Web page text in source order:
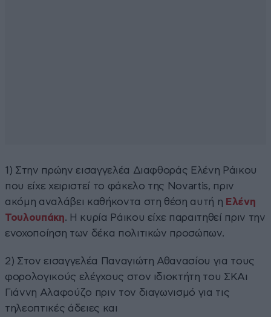
1) Στην πρώην εισαγγελέα Διαφθοράς Ελένη Ράικου
που είχε χειριστεί το φάκελο της Novartis, πριν
ακόμη αναλάβει καθήκοντα στη θέση αυτή η Ελένη
Τουλουπάκη. Η κυρία Ράικου είχε παραιτηθεί πριν την
ενοχοποίηση των δέκα πολιτικών προσώπων.
2) Στον εισαγγελέα Παναγιώτη Αθανασίου για τους
φορολογικούς ελέγχους στον ιδιοκτήτη του ΣΚΑι
Γιάννη Αλαφούζο πριν τον διαγωνισμό για τις
τηλεοπτικές άδειες και